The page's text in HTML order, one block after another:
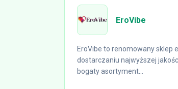
EroVibe
EroVibe to renomowany sklep
dostarczaniu najwyższej
bogaty asortyment...